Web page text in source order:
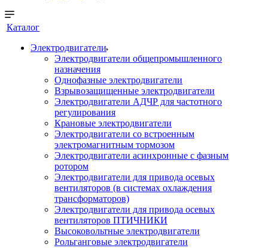
Каталог
Электродвигатели
Электродвигатели общепромышленного
назначения
Однофазные электродвигатели
Взрывозащищенные электродвигатели
Электродвигатели АДЧР для частотного
регулирования
Крановые электродвигатели
Электродвигатели со встроенным
электромагнитным тормозом
Электродвигатели асинхронные с фазным
ротором
Электродвигатели для привода осевых
вентиляторов (в системах охлаждения
трансформаторов)
Электродвигатели для привода осевых
вентиляторов ПТИЧНИКИ
Высоковольтные электродвигатели
Рольганговые электродвигатели